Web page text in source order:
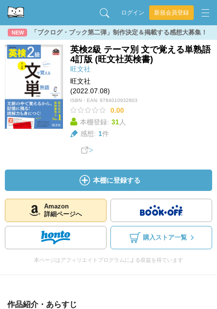
ログイン 新規会員登録
NEW 「ブクログ・ブック第二弾」制作決定＆掲載する感想大募集！
英検2級 テーマ別 文で覚える単熟語
4訂版 (旺文社英検書)
旺文社
旺文社
(2022.07.08)
ISBN・EAN: 9784010932803
0.00
本棚登録: 31人
感想: 1件
本棚に登録する
Amazon
詳細ページへ
購入ストア一覧
本ページはアフィリエイトプログラムによる収益を得ています
作品紹介・あらすじ